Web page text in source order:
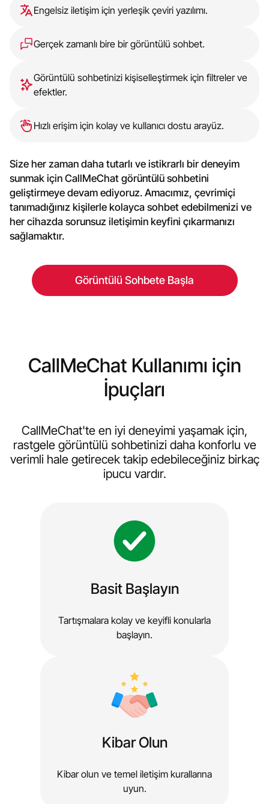
Engelsiz iletişim için yerleşik çeviri yazılımı.
Gerçek zamanlı bire bir görüntülü sohbet.
Görüntülü sohbetinizi kişiselleştirmek için filtreler ve
efektler.
Hızlı erişim için kolay ve kullanıcı dostu arayüz.
Size her zaman daha tutarlı ve istikrarlı bir deneyim
sunmak için CallMeChat görüntülü sohbetini
geliştirmeye devam ediyoruz. Amacımız, çevrimiçi
tanımadığınız kişilerle kolayca sohbet edebilmenizi ve
her cihazda sorunsuz iletişimin keyfini çıkarmanızı
sağlamaktır.
Görüntülü Sohbete Başla
CallMeChat Kullanımı için
İpuçları
CallMeChat'te en iyi deneyimi yaşamak için,
rastgele görüntülü sohbetinizi daha konforlu ve
verimli hale getirecek takip edebileceğiniz birkaç
ipucu vardır.
Basit Başlayın
Tartışmalara kolay ve keyifli konularla
başlayın.
Kibar Olun
Kibar olun ve temel iletişim kurallarına
uyun.